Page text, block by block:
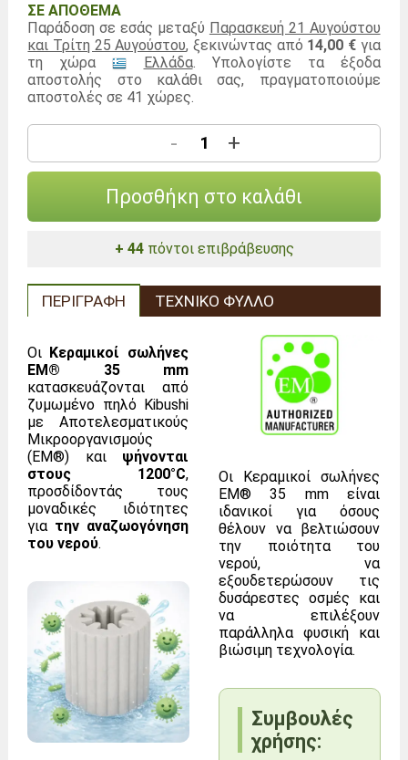
ΣΕ ΑΠΌΘΕΜΑ
Παράδοση σε εσάς μεταξύ Παρασκευή 21 Αυγούστου
και Τρίτη 25 Αυγούστου, ξεκινώντας από 14,00 €για
τη χώρα
Ελλάδα. Υπολογίστε τα έξοδα
αποστολής στο καλάθι σας, πραγματοποιούμε
αποστολές σε 41 χώρες.
- +
Προσθήκη στο καλάθι
+ 44πόντοι επιβράβευσης
ΠΕΡΙΓΡΑΦΉ ΤΕΧΝΙΚΌ ΦΎΛΛΟ
Οι Κεραμικοί σωλήνες
EM® 35 mm
κατασκευάζονται από
ζυμωμένο πηλό Kibushi
με Αποτελεσματικούς
Μικροοργανισμούς
(EM®) και ψήνονται
στους 1200°C,
προσδίδοντάς τους
μοναδικές ιδιότητες
για την αναζωογόνηση
του νερού.
Οι Κεραμικοί σωλήνες
EM® 35 mm είναι
ιδανικοί για όσους
θέλουν να βελτιώσουν
την ποιότητα του
νερού, να
εξουδετερώσουν τις
δυσάρεστες οσμές και
να επιλέξουν
παράλληλα φυσική και
βιώσιμη τεχνολογία.
Συμβουλές
χρήσης: